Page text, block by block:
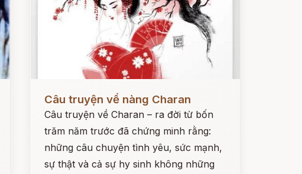
Câu truyện về nàng Charan
Câu truyện về Charan – ra đời từ bốn
trăm năm trước đã chứng minh rằng:
những câu chuyện tình yêu, sức mạnh,
sự thật và cả sự hy sinh không những